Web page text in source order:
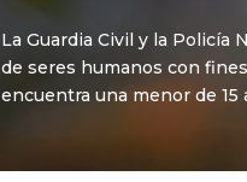
La Guardia Civil y la Policía
de seres humanos con
encuentra una menor de 15